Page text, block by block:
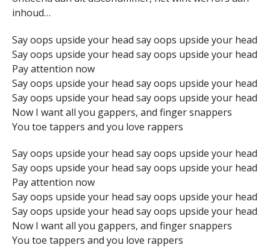
inhoud…
Say oops upside your head say oops upside your head
Say oops upside your head say oops upside your head
Pay attention now
Say oops upside your head say oops upside your head
Say oops upside your head say oops upside your head
Now I want all you gappers, and finger snappers
You toe tappers and you love rappers
Say oops upside your head say oops upside your head
Say oops upside your head say oops upside your head
Pay attention now
Say oops upside your head say oops upside your head
Say oops upside your head say oops upside your head
Now I want all you gappers, and finger snappers
You toe tappers and you love rappers